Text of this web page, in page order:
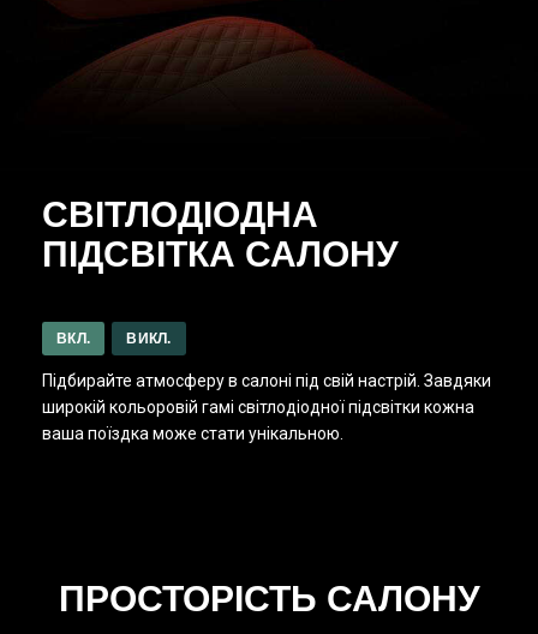
СВІТЛОДІОДНА
ПІДСВІТКА САЛОНУ
ВКЛ. ВИКЛ.
Підбирайте атмосферу в салоні під свій настрій. Завдяки
широкій кольоровій гамі світлодіодної підсвітки кожна
ваша поїздка може стати унікальною.
ПРОСТОРІСТЬ САЛОНУ